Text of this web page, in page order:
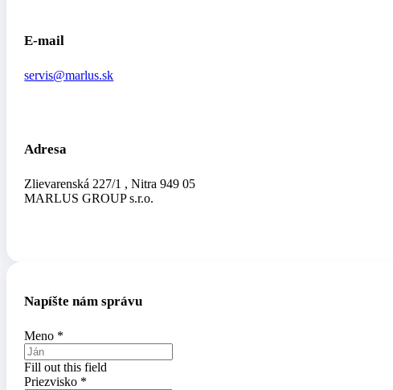
E-mail
servis@marlus.sk
Adresa
Zlievarenská 227/1 , Nitra 949 05
MARLUS GROUP s.r.o.
Napíšte nám správu
Meno *
Fill out this field
Priezvisko *